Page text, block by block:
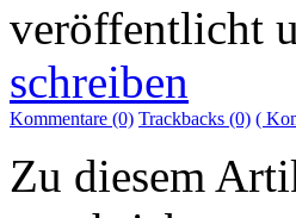
veröffentlicht
schreiben
Kommentare (0) Trackbacks (0) (
Zu diesem